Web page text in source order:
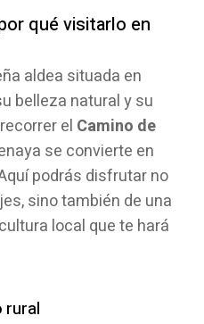
qué visitarlo en
aldea situada en
belleza natural y su
el Camino de
se convierte en
podrás disfrutar no
sino también de una
local que te hará
rural